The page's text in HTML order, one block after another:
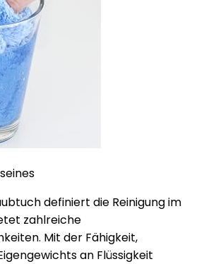
definiert die Reinigung im
zahlreiche
Mit der Fähigkeit,
an Flüssigkeit